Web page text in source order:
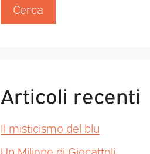
Cerca
Articoli recenti
Il misticismo del blu
Un Milione di Giocattoli